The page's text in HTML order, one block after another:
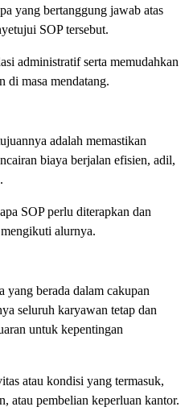
yang bertanggung jawab atas
SOP tersebut.
administratif serta memudahkan
di masa mendatang.
adalah memastikan
biaya berjalan efisien, adil,
SOP perlu diterapkan dan
alurnya.
yang berada dalam cakupan
seluruh karyawan tetap dan
untuk kepentingan
atau kondisi yang termasuk,
atau pembelian keperluan kantor.